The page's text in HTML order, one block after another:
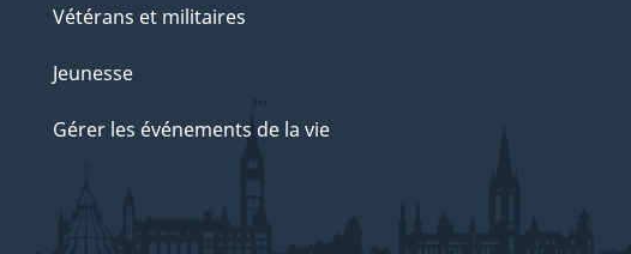
Vétérans et militaires
Jeunesse
Gérer les événements de la vie